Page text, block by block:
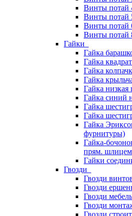
Винты потай
Винты потай
Винты потай
Винты потай
Гайки
Гайка
Гайка
Гайка
Гайка
Гайка
Гайка синий
Гайка
Гайка
Гайка
фурнитуры)
Гайка-
прям. шлицем
Гайки
Гвозди
Гвозди
Гвозди
Гвозди
Гвозди
Гвозди